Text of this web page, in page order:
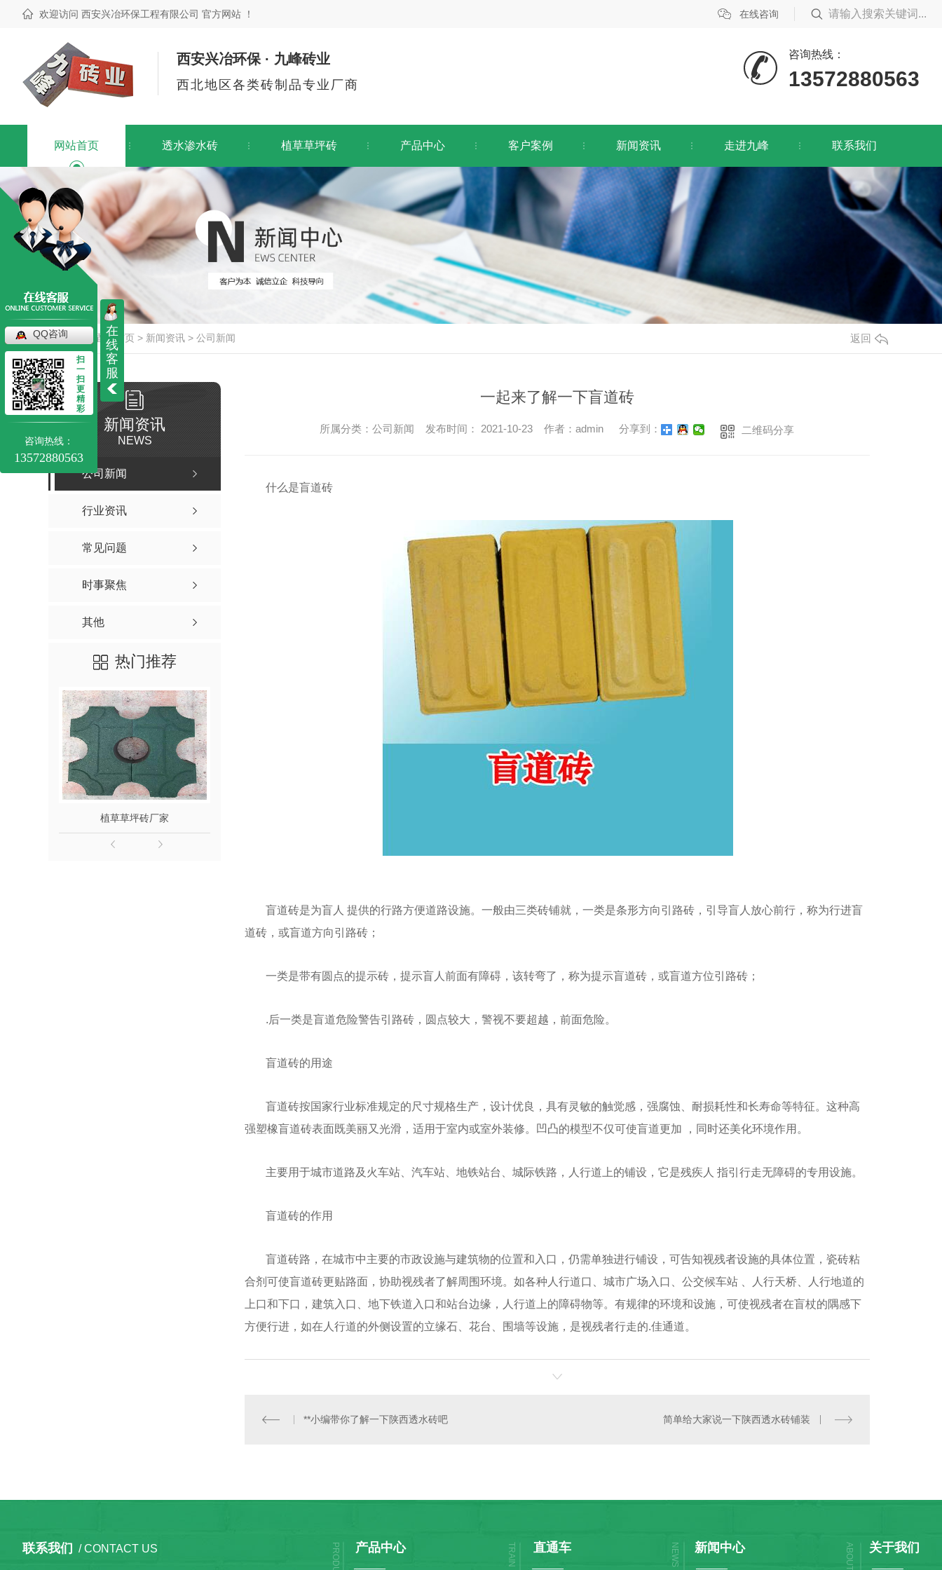
欢迎访问 西安兴冶环保工程有限公司 官方网站 ！ 在线咨询
西安兴冶环保 · 九峰砖业
西北地区各类砖制品专业厂商
咨询热线：
13572880563
网站首页 透水渗水砖 植草草坪砖 产品中心 客户案例 新闻资讯 走进九峰 联系我们
当前位置：首页 > 新闻资讯 > 公司新闻 返回
新闻资讯
NEWS
公司新闻
行业资讯
常见问题
时事聚焦
其他
热门推荐
植草草坪砖厂家
一起来了解一下盲道砖
所属分类：公司新闻 发布时间： 2021-10-23 作者：admin 分享到： 二维码分享
什么是盲道砖
盲道砖是为盲人 提供的行路方便道路设施。一般由三类砖铺就，一类是条形方向引路砖，引导盲人放心前行，称为行进盲
道砖，或盲道方向引路砖；
一类是带有圆点的提示砖，提示盲人前面有障碍，该转弯了，称为提示盲道砖，或盲道方位引路砖；
.后一类是盲道危险警告引路砖，圆点较大，警视不要超越，前面危险。
盲道砖的用途
盲道砖按国家行业标准规定的尺寸规格生产，设计优良，具有灵敏的触觉感，强腐蚀、耐损耗性和长寿命等特征。这种高
强塑橡盲道砖表面既美丽又光滑，适用于室内或室外装修。凹凸的模型不仅可使盲道更加 ，同时还美化环境作用。
主要用于城市道路及火车站、汽车站、地铁站台、城际铁路，人行道上的铺设，它是残疾人 指引行走无障碍的专用设施。
盲道砖的作用
盲道砖路，在城市中主要的市政设施与建筑物的位置和入口，仍需单独进行铺设，可告知视残者设施的具体位置，瓷砖粘
合剂可使盲道砖更贴路面，协助视残者了解周围环境。如各种人行道口、城市广场入口、公交候车站 、人行天桥、人行地道的
上口和下口，建筑入口、地下铁道入口和站台边缘，人行道上的障碍物等。有规律的环境和设施，可使视残者在盲杖的隅感下
方便行进，如在人行道的外侧设置的立缘石、花台、围墙等设施，是视残者行走的.佳通道。
**小编带你了解一下陕西透水砖吧 简单给大家说一下陕西透水砖铺装
联系我们 / CONTACT US 产品中心 TRAIN 直通车 NEWS 新闻中心 ABOUT 关于我们
在
线
客
服
QQ咨询
扫
一
扫
更
精
彩
咨询热线：
13572880563